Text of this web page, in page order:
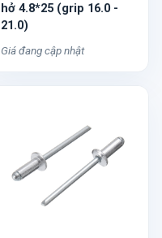
hở 4.8*25 (grip 16.0 -
21.0)
Giá đang cập nhật